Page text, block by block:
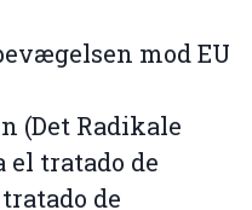
mod EU
(Det Radikale
el tratado de
de